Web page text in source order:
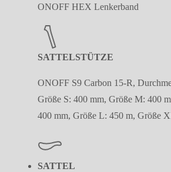
ONOFF HEX Lenkerband
SATTELSTÜTZE
ONOFF S9 Carbon 15-R,
Größe S: 400 mm, Größe M: 400
400 mm, Größe L: 450 m, Größe
SATTEL